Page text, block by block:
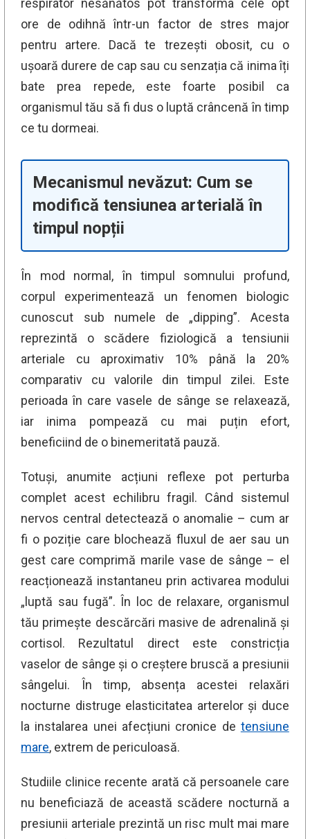
respirator nesănătos pot transforma cele opt
ore de odihnă într-un factor de stres major
pentru artere. Dacă te trezești obosit, cu o
ușoară durere de cap sau cu senzația că inima îți
bate prea repede, este foarte posibil ca
organismul tău să fi dus o luptă crâncenă în timp
ce tu dormeai.
Mecanismul nevăzut: Cum se
modifică tensiunea arterială în
timpul nopții
În mod normal, în timpul somnului profund,
corpul experimentează un fenomen biologic
cunoscut sub numele de „dipping”. Acesta
reprezintă o scădere fiziologică a tensiunii
arteriale cu aproximativ 10% până la 20%
comparativ cu valorile din timpul zilei. Este
perioada în care vasele de sânge se relaxează,
iar inima pompează cu mai puțin efort,
beneficiind de o binemeritată pauză.
Totuși, anumite acțiuni reflexe pot perturba
complet acest echilibru fragil. Când sistemul
nervos central detectează o anomalie – cum ar
fi o poziție care blochează fluxul de aer sau un
gest care comprimă marile vase de sânge – el
reacționează instantaneu prin activarea modului
„luptă sau fugă”. În loc de relaxare, organismul
tău primește descărcări masive de adrenalină și
cortisol. Rezultatul direct este constricția
vaselor de sânge și o creștere bruscă a presiunii
sângelui. În timp, absența acestei relaxări
nocturne distruge elasticitatea arterelor și duce
la instalarea unei afecțiuni cronice de tensiune
mare, extrem de periculoasă.
Studiile clinice recente arată că persoanele care
nu beneficiază de această scădere nocturnă a
presiunii arteriale prezintă un risc mult mai mare